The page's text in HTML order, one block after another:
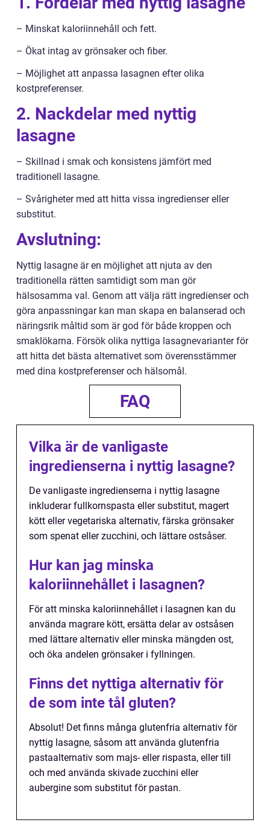
– Minskat kaloriinnehåll och fett.
– Ökat intag av grönsaker och fiber.
– Möjlighet att anpassa lasagnen efter olika
kostpreferenser.
2. Nackdelar med nyttig
lasagne
– Skillnad i smak och konsistens jämfört med
traditionell lasagne.
– Svårigheter med att hitta vissa ingredienser eller
substitut.
Avslutning:
Nyttig lasagne är en möjlighet att njuta av den
traditionella rätten samtidigt som man gör
hälsosamma val. Genom att välja rätt ingredienser och
göra anpassningar kan man skapa en balanserad och
näringsrik måltid som är god för både kroppen och
smaklökarna. Försök olika nyttiga lasagnevarianter för
att hitta det bästa alternativet som överensstämmer
med dina kostpreferenser och hälsomål.
FAQ
Vilka är de vanligaste
ingredienserna i nyttig lasagne?
De vanligaste ingredienserna i nyttig lasagne
inkluderar fullkornspasta eller substitut, magert
kött eller vegetariska alternativ, färska grönsaker
som spenat eller zucchini, och lättare ostsåser.
Hur kan jag minska
kaloriinnehållet i lasagnen?
För att minska kaloriinnehållet i lasagnen kan du
använda magrare kött, ersätta delar av ostsåsen
med lättare alternativ eller minska mängden ost,
och öka andelen grönsaker i fyllningen.
Finns det nyttiga alternativ för
de som inte tål gluten?
Absolut! Det finns många glutenfria alternativ för
nyttig lasagne, såsom att använda glutenfria
pastaalternativ som majs- eller rispasta, eller till
och med använda skivade zucchini eller
aubergine som substitut för pastan.